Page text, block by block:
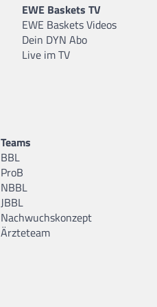
EWE Baskets TV
EWE Baskets Videos
Dein DYN Abo
Live im TV
Teams
BBL
ProB
NBBL
JBBL
Nachwuchskonzept
Ärzteteam